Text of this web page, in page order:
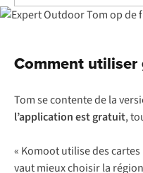
Comment
Tom se contente de la
l’applicationest gratuit,
« Komoot utilise des
vaut mieux choisir la